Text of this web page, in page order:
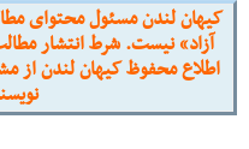
کیهان لندن مسئول محتوای
آزاد» نیست. شرط انتشار
اطلاع محفوظ کیهان لندن